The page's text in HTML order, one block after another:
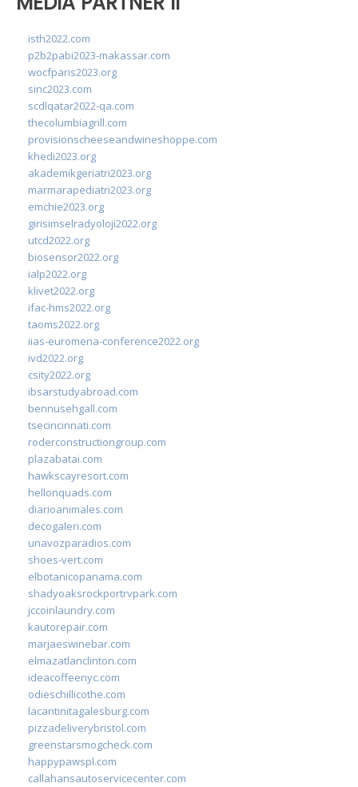
isth2022.com
p2b2pabi2023-makassar.com
wocfparis2023.org
sinc2023.com
scdlqatar2022-qa.com
thecolumbiagrill.com
provisionscheeseandwineshoppe.com
khedi2023.org
akademikgeriatri2023.org
marmarapediatri2023.org
emchie2023.org
girisimselradyoloji2022.org
utcd2022.org
biosensor2022.org
ialp2022.org
klivet2022.org
ifac-hms2022.org
taoms2022.org
iias-euromena-conference2022.org
ivd2022.org
csity2022.org
ibsarstudyabroad.com
bennusehgall.com
tsecincinnati.com
roderconstructiongroup.com
plazabatai.com
hawkscayresort.com
hellonquads.com
diarioanimales.com
decogaleri.com
unavozparadios.com
shoes-vert.com
elbotanicopanama.com
shadyoaksrockportrvpark.com
jccoinlaundry.com
kautorepair.com
marjaeswinebar.com
elmazatlanclinton.com
ideacoffeenyc.com
odieschillicothe.com
lacantinitagalesburg.com
pizzadeliverybristol.com
greenstarsmogcheck.com
happypawspl.com
callahansautoservicecenter.com